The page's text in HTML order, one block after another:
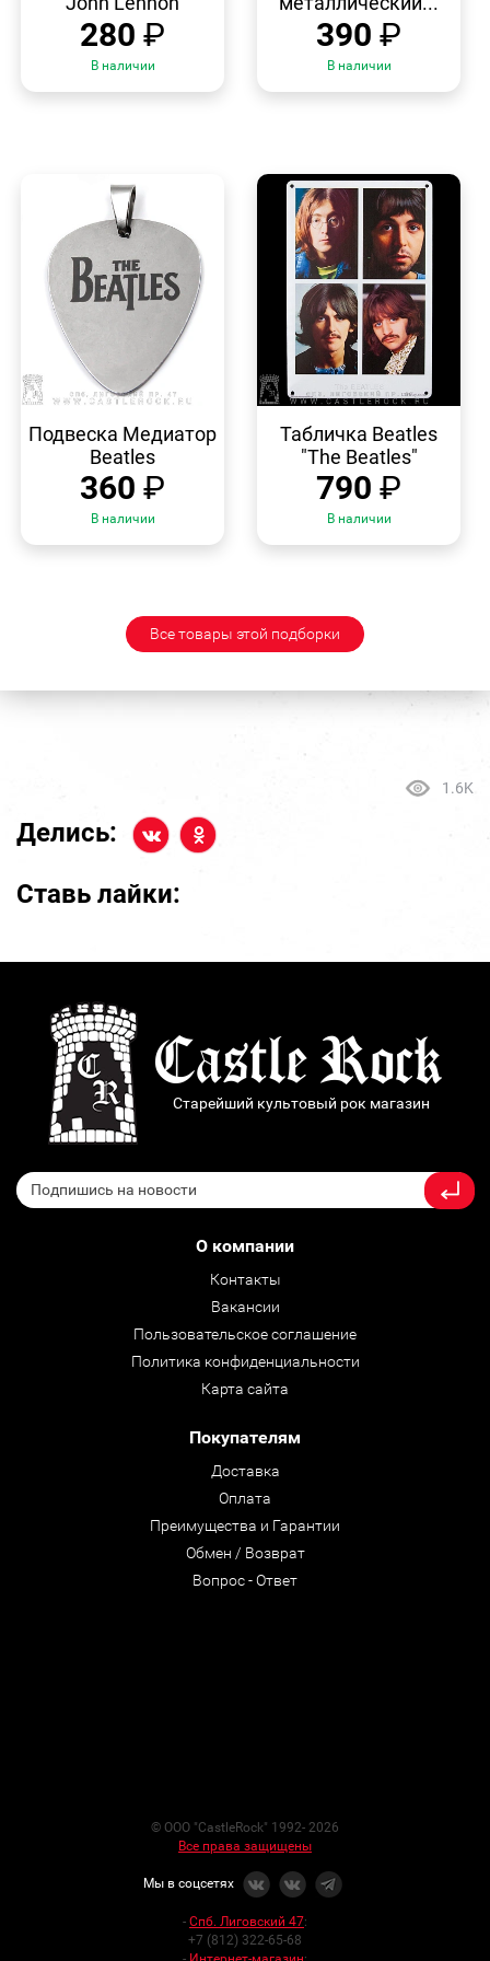
280 ₽
В наличии
390 ₽
В наличии
ПРОСМОТР
Подвеска Медиатор
Beatles
360 ₽
В наличии
ПРОСМОТР
Табличка Beatles
"The Beatles"
790 ₽
В наличии
Все товары этой подборки
1.6K
Делись:
Ставь лайки:
Старейший культовый рок магазин
О компании
Контакты
Вакансии
Пользовательское соглашение
Политика конфиденциальности
Карта сайта
Покупателям
Доставка
Оплата
Преимущества и Гарантии
Обмен / Возврат
Вопрос - Ответ
© ООО "CastleRock" 1992- 2026
Все права защищены
Мы в соцсетях
- Спб. Лиговский 47:
+7 (812) 322-65-68